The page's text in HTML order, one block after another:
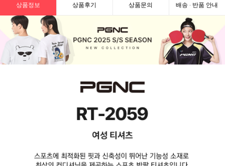
상품정보 상품후기 상품문의 배송 · 반품 안내